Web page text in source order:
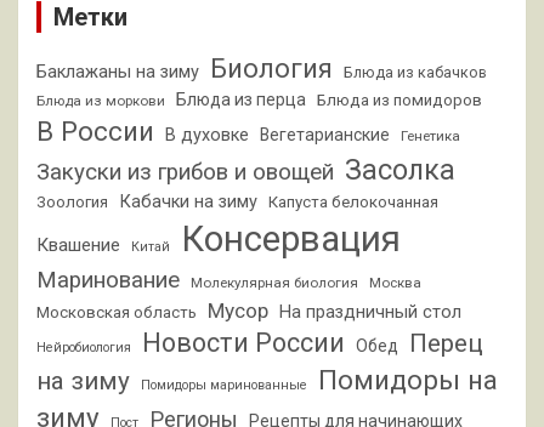
Метки
Баклажаны на зиму Биология Блюда из кабачков
Блюда из моркови Блюда из перца Блюда из помидоров
В России В духовке Вегетарианские Генетика
Закуски из грибов и овощей Засолка
Зоология Кабачки на зиму Капуста белокочанная
Квашение Китай Консервация
Маринование Молекулярная биология Москва
Московская область Мусор На праздничный стол
Нейробиология Новости России Обед
Перец
на зиму
Помидоры маринованные
Помидоры на
зиму
Пост Регионы Рецепты для начинающих